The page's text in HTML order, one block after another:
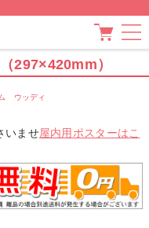
297×420mm）
ウッディ
いませ屋内用ポスターはこ